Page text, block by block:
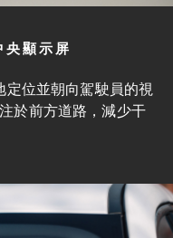
顯示屏
定位並朝向駕駛員的視
於前方道路，減少干